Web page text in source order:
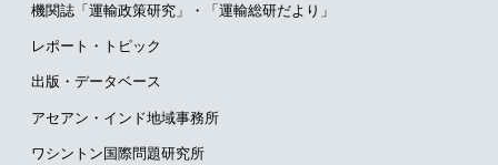
機関誌「運輸政策研究」・ 「運輸総研だより」
レポート・トピック
出版・データベース
アセアン・インド地域事務所
ワシントン国際問題研究所